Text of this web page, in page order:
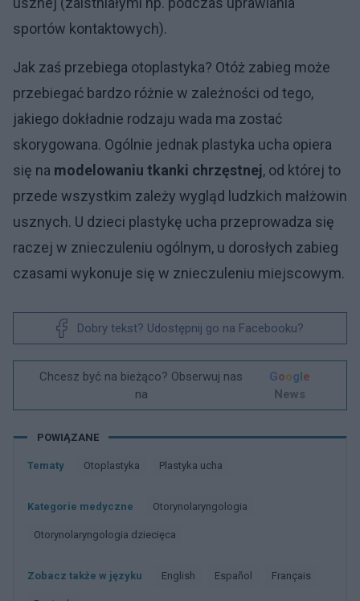
sportów kontaktowych).
Jak zaś przebiega otoplastyka? Otóż zabieg może
przebiegać bardzo różnie w zależności od tego,
jakiego dokładnie rodzaju wada ma zostać
skorygowana. Ogólnie jednak plastyka ucha opiera
się na modelowaniu tkanki chrzęstnej, od której to
przede wszystkim zależy wygląd ludzkich małżowin
usznych. U dzieci plastykę ucha przeprowadza się
raczej w znieczuleniu ogólnym, u dorosłych zabieg
czasami wykonuje się w znieczuleniu miejscowym.
Dobry tekst? Udostępnij go na Facebooku?
Chcesz być na bieżąco? Obserwuj nas
na
Google
News
POWIĄZANE
Tematy Otoplastyka Plastyka ucha
Kategorie medyczne Otorynolaryngologia
Otorynolaryngologia dziecięca
Zobacz także w języku english español français